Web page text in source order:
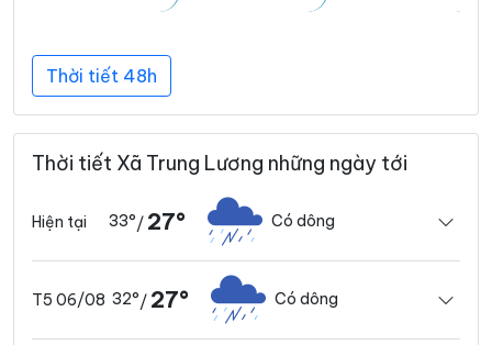
Thời tiết 48h
Thời tiết Xã Trung Lương những ngày tới
Hiện tại 33°/ 27° Có dông
T5 06/08 32°/ 27° Có dông